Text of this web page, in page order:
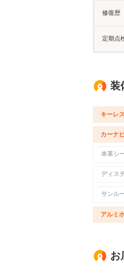
修復歴
定期点
装
キーレス
カーナ
本革シ
ディス
サンル
アルミ
お